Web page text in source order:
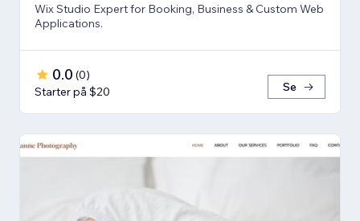
Wix Studio Expert for Booking, Business & Custom Web
Applications.
0.0 (0)
Starter på $20
Se